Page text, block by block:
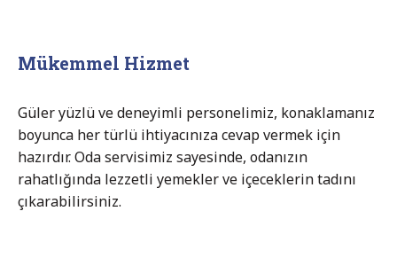
Mükemmel Hizmet
Güler yüzlü ve deneyimli personelimiz, konaklamanız
boyunca her türlü ihtiyacınıza cevap vermek için
hazırdır. Oda servisimiz sayesinde, odanızın
rahatlığında lezzetli yemekler ve içeceklerin tadını
çıkarabilirsiniz.